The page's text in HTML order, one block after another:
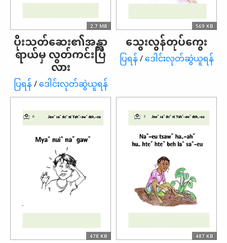
2.7 MB
ပိုးသတ်ဆေး၏အန္တာ
ရာယ်မှ လွတ်ကင်းပြီ
လား
ပြရန်/ဒေါင်းလုတ်ဆွဲယူရန်
569 KB
သွေးလွန်တုပ်ကွေး
ပြရန်/ဒေါင်းလုတ်ဆွဲယူရန်
478 KB 487 KB